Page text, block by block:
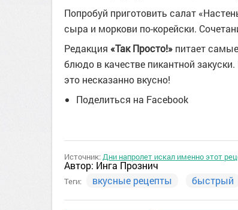
Попробуй приготовить салат
сыра и моркови по-корейски.
Редакция «Так Просто!» питает
блюдо в качестве пикантной
это несказанно вкусно!
Поделиться на Facebook
Источник:Дни напролет искал именно этот
Автор: Инга Прознич
Теги: вкусные рецепты быстрый